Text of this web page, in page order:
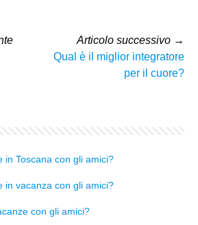
Articolo successivo →
Qual è il miglior integratore
per il cuore?
in Toscana con gli amici?
in vacanza con gli amici?
con gli amici?